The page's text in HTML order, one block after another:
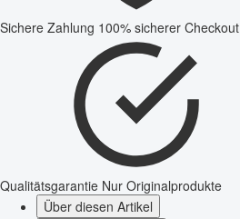
Sichere Zahlung 100% sicherer Checkout
Qualitätsgarantie Nur Originalprodukte
Über diesen Artikel